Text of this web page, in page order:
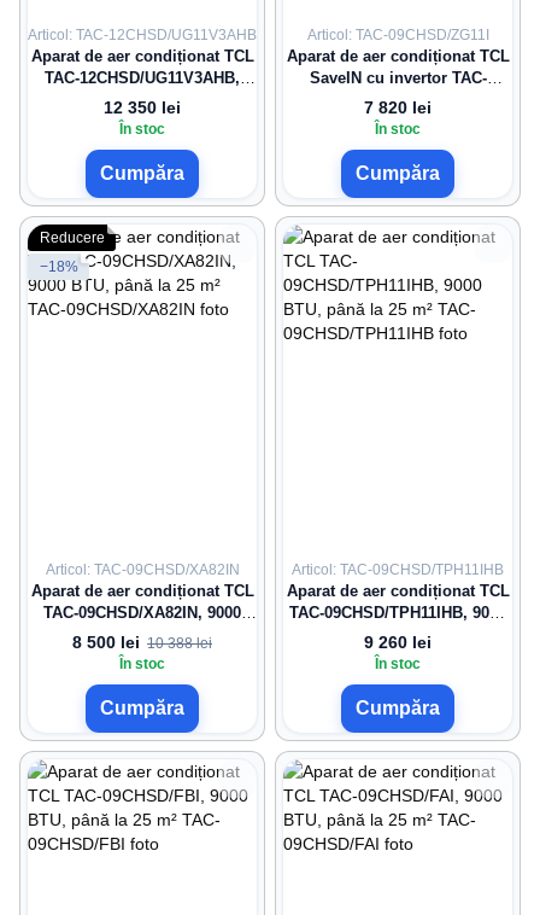
Articol: TAC-12CHSD/UG11V3AHB
Aparat de aer condiționat TCL
TAC-12CHSD/UG11V3AHB,
12000 BTU, până la 35 m²
12 350 lei
În stoc
Cumpăra
Articol: TAC-09CHSD/ZG11I
Aparat de aer condiționat TCL
SaveIN cu invertor TAC-
09CHSD/ZG11I
7 820 lei
În stoc
Cumpăra
Reducere
−18%
Articol: TAC-09CHSD/XA82IN
Aparat de aer condiționat TCL
TAC-09CHSD/XA82IN, 9000
BTU, până la 25 m²
8 500 lei 10 388 lei
În stoc
Cumpăra
Articol: TAC-09CHSD/TPH11IHB
Aparat de aer condiționat TCL
TAC-09CHSD/TPH11IHB, 9000
BTU, până la 25 m²
9 260 lei
În stoc
Cumpăra